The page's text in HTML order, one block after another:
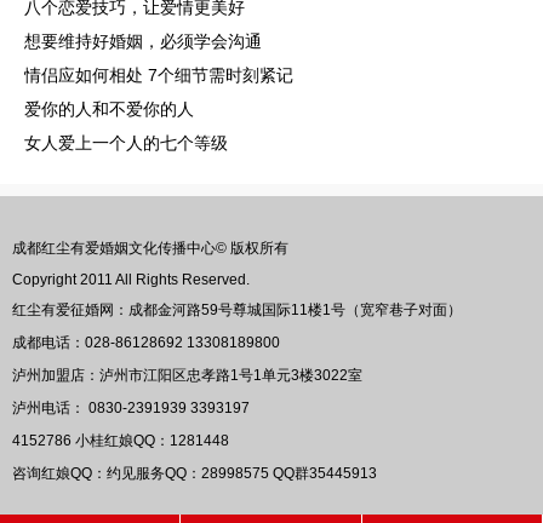
八个恋爱技巧，让爱情更美好
想要维持好婚姻，必须学会沟通
情侣应如何相处 7个细节需时刻紧记
爱你的人和不爱你的人
女人爱上一个人的七个等级
成都红尘有爱婚姻文化传播中心© 版权所有
Copyright 2011 All Rights Reserved.
红尘有爱征婚网：成都金河路59号尊城国际11楼1号（宽窄巷子对面）
成都电话：028-86128692 13308189800
泸州加盟店：泸州市江阳区忠孝路1号1单元3楼3022室
泸州电话： 0830-2391939 3393197
4152786 小桂红娘QQ： 1281448
咨询红娘QQ：约见服务QQ： 28998575 QQ群35445913